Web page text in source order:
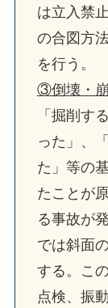
は立入禁
の合図方
を行う。
③倒壊・
「掘削す
った」、
た」等の
たことが
る事故が
では斜面
する。こ
点検、振